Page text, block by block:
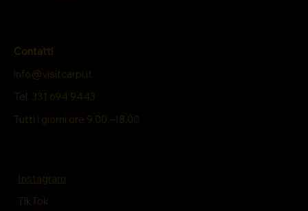
Instagram
TikTok
Contatti
info@visitcarpi.it
Tel. 331 694 9443
Tutti i giorni ore 9.00 –18.00